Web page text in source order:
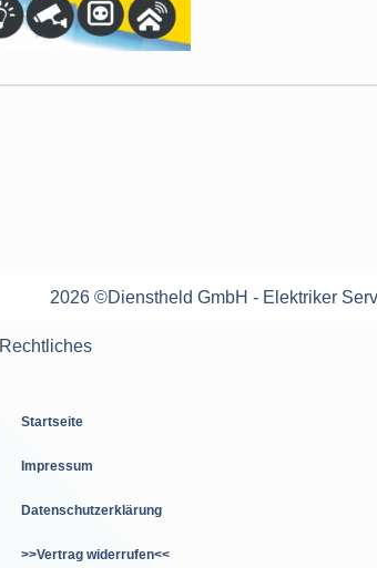
2026 ©Dienstheld GmbH - Elektriker
Rechtliches
Startseite
Impressum
Datenschutzerklärung
>>Vertrag widerrufen<<